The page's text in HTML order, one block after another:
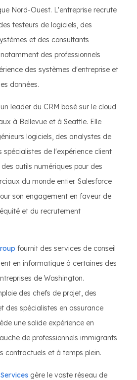
Nord-Ouest. L'entreprise recrute
testeurs de logiciels, des
et des consultants
des professionnels
des systèmes d'entreprise et
données.
leader du CRM basé sur le cloud
à Bellevue et à Seattle. Elle
logiciels, des analystes de
spécialistes de l'expérience client
outils numériques pour des
du monde entier. Salesforce
son engagement en faveur de
et du recrutement
fournit des services de conseil
en informatique à certaines des
de Washington.
des chefs de projet, des
des spécialistes en assurance
une solide expérience en
de professionnels immigrants
contractuels et à temps plein.
gère le vaste réseau de